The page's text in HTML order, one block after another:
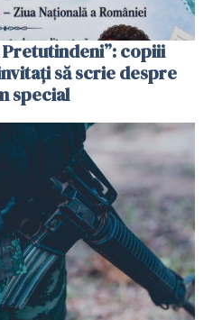
copiii
să scrie despre
special